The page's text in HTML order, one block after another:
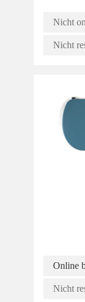
Nicht
Nicht
Online
Nicht